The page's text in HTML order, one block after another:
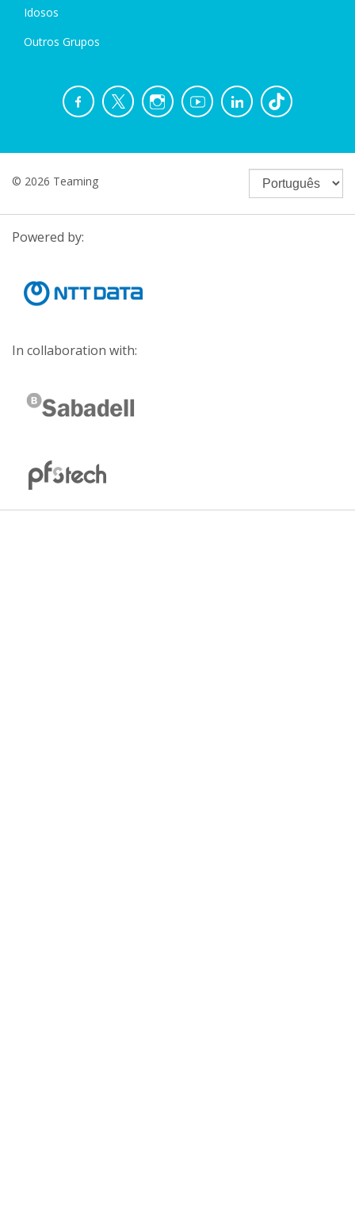
Idosos
Outros Grupos
© 2026 Teaming
Powered by:
In collaboration with: